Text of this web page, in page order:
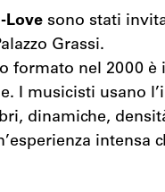
Lovesono stati
Grassi.
formato nel 2000
I musicisti usano
dinamiche,
intensa